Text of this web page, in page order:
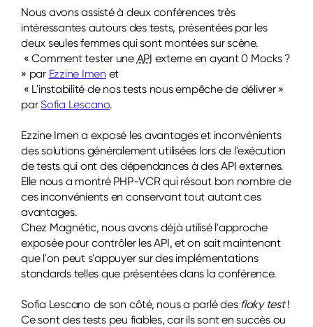
Nous avons assisté à deux conférences très
intéressantes autours des tests, présentées par les
deux seules femmes qui sont montées sur scène.
« Comment tester une API externe en ayant 0 Mocks ?
» par Ezzine Imen et
« L'instabilité de nos tests nous empêche de délivrer »
parSofia Lescano.
Ezzine Imen a exposé les avantages et inconvénients
des solutions généralement utilisées lors de l'exécution
de tests qui ont des dépendances à des API externes.
Elle nous a montré PHP-VCR qui résout bon nombre de
ces inconvénients en conservant tout autant ces
avantages.
Chez Magnétic, nous avons déjà utilisé l'approche
exposée pour contrôler les API, et on sait maintenant
que l'on peut s'appuyer sur des implémentations
standards telles que présentées dans la conférence.
Sofia Lescano de son côté, nous a parlé des flaky test!
Ce sont des tests peu fiables, car ils sont en succès ou